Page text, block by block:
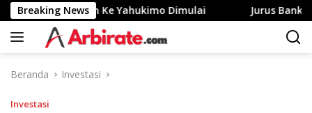
Langsung
ke
konten
Breaking News
Merah Putih Ke Yahukimo Dimulai Jurus Bank Jago
Beranda Investasi
Investasi